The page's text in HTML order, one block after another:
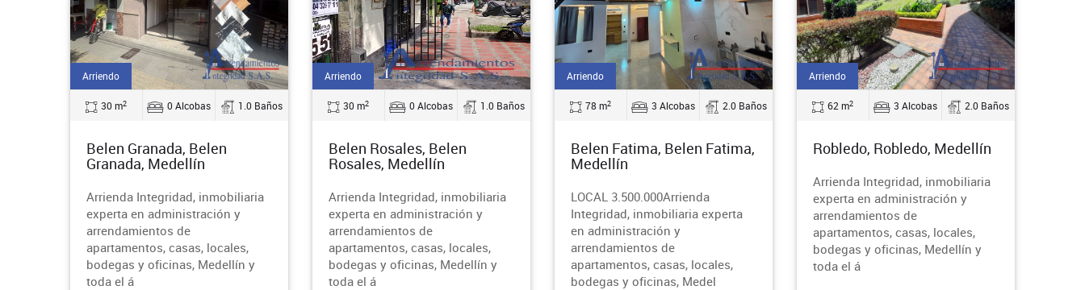
Arriendo
30 m2 0 Alcobas 1.0 Baños
Belen Granada, Belen
Granada, Medellín
Arrienda Integridad, inmobiliaria
experta en administración y
arrendamientos de
apartamentos, casas, locales,
bodegas y oficinas, Medellín y
toda el á
Arriendo
30 m2 0 Alcobas 1.0 Baños
Belen Rosales, Belen
Rosales, Medellín
Arrienda Integridad, inmobiliaria
experta en administración y
arrendamientos de
apartamentos, casas, locales,
bodegas y oficinas, Medellín y
toda el á
Arriendo
78 m2 3 Alcobas 2.0 Baños
Belen Fatima, Belen Fatima,
Medellín
LOCAL 3.500.000Arrienda
Integridad, inmobiliaria experta
en administración y
arrendamientos de
apartamentos, casas, locales,
bodegas y oficinas, Medel
Arriendo
62 m2 3 Alcobas 2.0 Baños
Robledo, Robledo, Medellín
Arrienda Integridad, inmobiliaria
experta en administración y
arrendamientos de
apartamentos, casas, locales,
bodegas y oficinas, Medellín y
toda el á